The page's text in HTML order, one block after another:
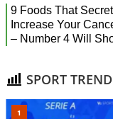
SPORT TREND